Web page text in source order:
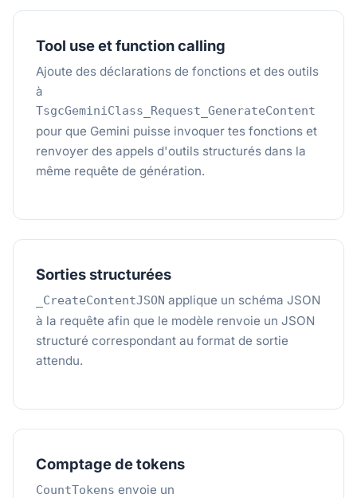
Tool use et function calling
Ajoute des déclarations de fonctions et des outils
à
TsgcGeminiClass_Request_GenerateContent
pour que Gemini puisse invoquer tes fonctions et
renvoyer des appels d'outils structurés dans la
même requête de génération.
Sorties structurées
_CreateContentJSON applique un schéma JSON
à la requête afin que le modèle renvoie un JSON
structuré correspondant au format de sortie
attendu.
Comptage de tokens
CountTokens envoie un